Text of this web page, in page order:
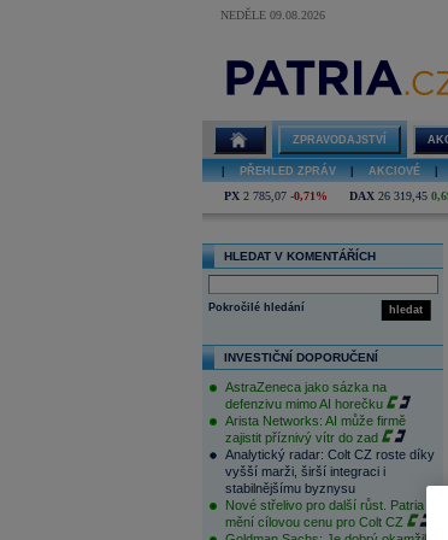
NEDĚLE 09.08.2026
ZPRAVODAJSTVÍ
PŘEHLED ZPRÁV AKCIOVÉ
PX 2 785,07 -0,71% DAX 26 319,45
HLEDAT V KOMENTÁŘÍCH
hledat
Pokročilé hledání
INVESTIČNÍ DOPORUČENÍ
AstraZeneca jako sázka na
defenzivu mimo AI horečku
Arista Networks: AI může firmě
zajistit příznivý vítr do zad
Analytický radar: Colt CZ roste díky
vyšší marži, širší integraci i
stabilnějšímu byznysu
Nové střelivo pro další růst. Patria
mění cílovou cenu pro Colt CZ